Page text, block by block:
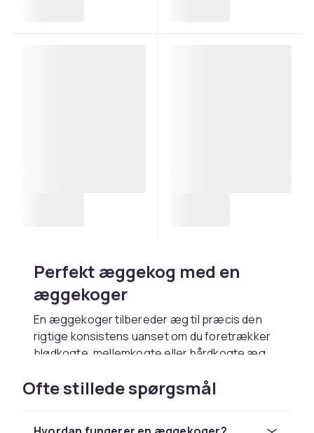
Perfekt æggekog med en
æggekoger
En æggekoger tilbereder æg til præcis den
rigtige konsistens uanset om du foretrækker
blødkogte, mellemkogte eller hårdkogte æg.
æggekogeren automatisk stopper når
æggene er færdige. CDON tilbyder
Ofte stillede spørgsmål